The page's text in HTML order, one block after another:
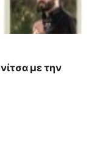
με την